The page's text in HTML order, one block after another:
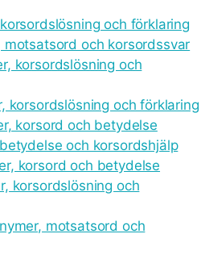
och förklaring
motsatsord och korsordssvar
korsordslösning och
korsordslösning och förklaring
korsord och betydelse
och korsordshjälp
korsord och betydelse
korsordslösning och
motsatsord och